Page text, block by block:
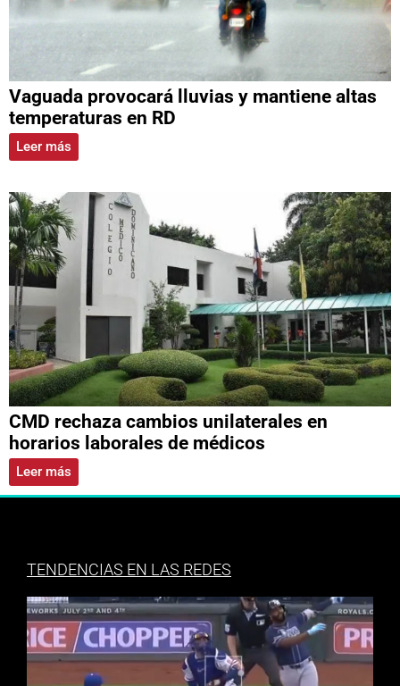
Vaguada provocará lluvias y mantiene altas
temperaturas en RD
Leer más
CMD rechaza cambios unilaterales en
horarios laborales de médicos
Leer más
TENDENCIAS EN LAS REDES